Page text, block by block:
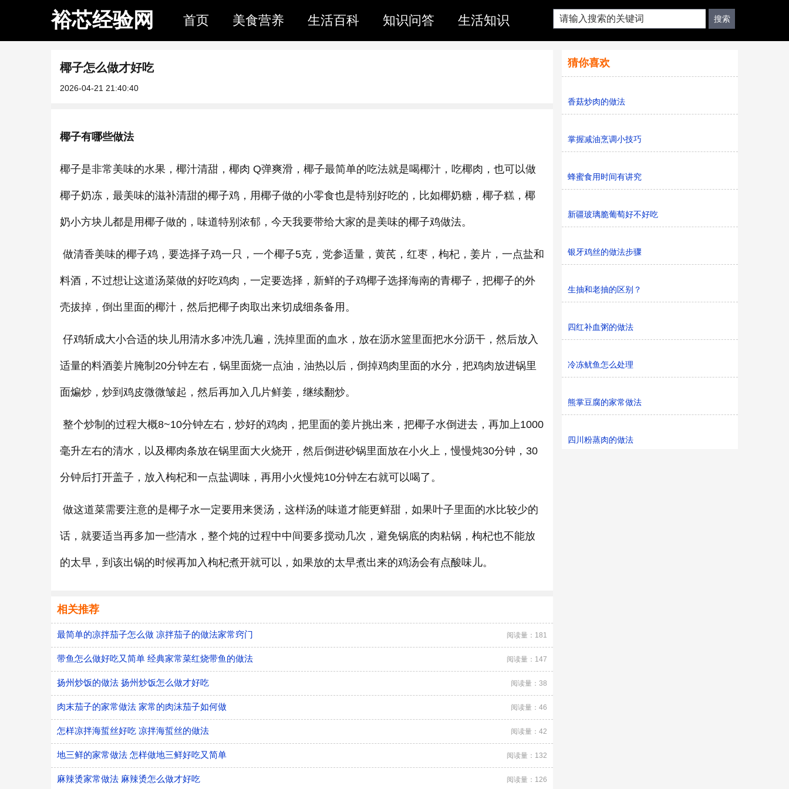
裕芯经验网 首页 美食营养 生活百科 知识问答 生活知识
椰子怎么做才好吃
2026-04-21 21:40:40
椰子有哪些做法
椰子是非常美味的水果，椰汁清甜，椰肉 Q弹爽滑，椰子最简单的吃法就是喝椰汁，吃椰肉，也可以做
椰子奶冻，最美味的滋补清甜的椰子鸡，用椰子做的小零食也是特别好吃的，比如椰奶糖，椰子糕，椰
奶小方块儿都是用椰子做的，味道特别浓郁，今天我要带给大家的是美味的椰子鸡做法。
做清香美味的椰子鸡，要选择子鸡一只，一个椰子5克，党参适量，黄芪，红枣，枸杞，姜片，一点盐和
料酒，不过想让这道汤菜做的好吃鸡肉，一定要选择，新鲜的子鸡椰子选择海南的青椰子，把椰子的外
壳拔掉，倒出里面的椰汁，然后把椰子肉取出来切成细条备用。
仔鸡斩成大小合适的块儿用清水多冲洗几遍，洗掉里面的血水，放在沥水篮里面把水分沥干，然后放入
适量的料酒姜片腌制20分钟左右，锅里面烧一点油，油热以后，倒掉鸡肉里面的水分，把鸡肉放进锅里
面煸炒，炒到鸡皮微微皱起，然后再加入几片鲜姜，继续翻炒。
整个炒制的过程大概8~10分钟左右，炒好的鸡肉，把里面的姜片挑出来，把椰子水倒进去，再加上1000
毫升左右的清水，以及椰肉条放在锅里面大火烧开，然后倒进砂锅里面放在小火上，慢慢炖30分钟，30
分钟后打开盖子，放入枸杞和一点盐调味，再用小火慢炖10分钟左右就可以喝了。
做这道菜需要注意的是椰子水一定要用来煲汤，这样汤的味道才能更鲜甜，如果叶子里面的水比较少的
话，就要适当再多加一些清水，整个炖的过程中中间要多搅动几次，避免锅底的肉粘锅，枸杞也不能放
的太早，到该出锅的时候再加入枸杞煮开就可以，如果放的太早煮出来的鸡汤会有点酸味儿。
相关推荐
最简单的凉拌茄子怎么做 凉拌茄子的做法家常窍门 阅读量：181
带鱼怎么做好吃又简单 经典家常菜红烧带鱼的做法 阅读量：147
扬州炒饭的做法 扬州炒饭怎么做才好吃 阅读量：38
肉末茄子的家常做法 家常的肉沫茄子如何做 阅读量：46
怎样凉拌海蜇丝好吃 凉拌海蜇丝的做法 阅读量：42
地三鲜的家常做法 怎样做地三鲜好吃又简单 阅读量：132
麻辣烫家常做法 麻辣烫怎么做才好吃 阅读量：126
猜你喜欢
香菇炒肉的做法
掌握减油烹调小技巧
蜂蜜食用时间有讲究
新疆玻璃脆葡萄好不好吃
银牙鸡丝的做法步骤
生抽和老抽的区别？
四红补血粥的做法
冷冻鱿鱼怎么处理
熊掌豆腐的家常做法
四川粉蒸肉的做法